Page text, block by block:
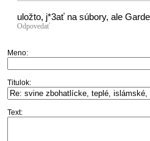
uložto, j*3ať na súbory, ale
Odpovedať
Meno:
Titulok:
Text: